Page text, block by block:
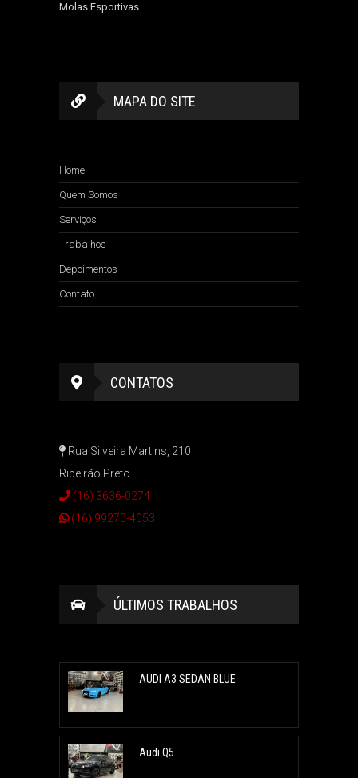
Molas Esportivas.
MAPA DO SITE
Home
Quem Somos
Serviços
Trabalhos
Depoimentos
Contato
CONTATOS
Rua Silveira Martins, 210
Ribeirão Preto
(16) 3636-0274
(16) 99270-4053
ÚLTIMOS TRABALHOS
AUDI A3 SEDAN BLUE
Audi Q5